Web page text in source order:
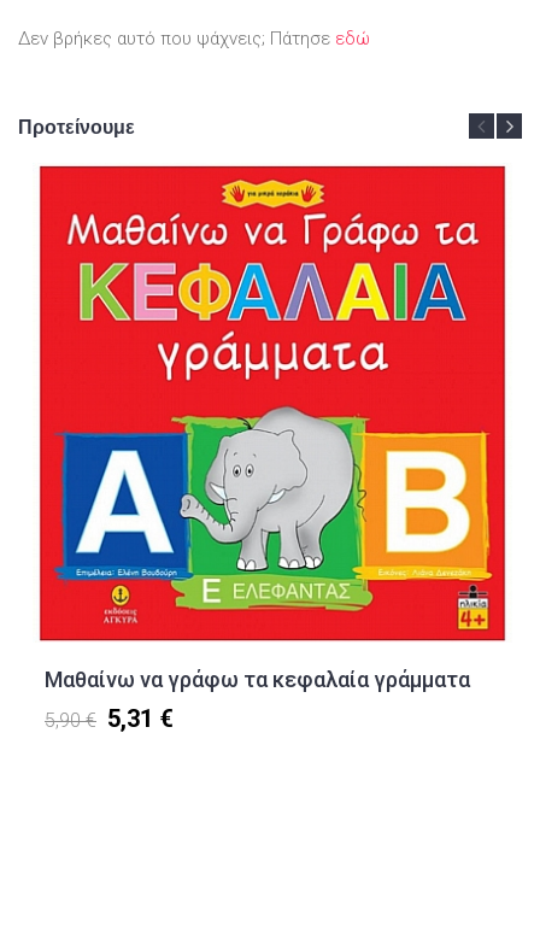
Δεν βρήκες αυτό που ψάχνεις; Πάτησε εδώ
Προτείνουμε
Μαθαίνω να γράφω τα κεφαλαία γράμματα
5,90 € 5,31 €